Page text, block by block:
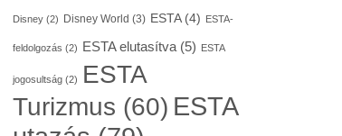
Disney(2) Disney World (3) ESTA(4) ESTA-
feldolgozás (2) ESTA elutasítva(5) ESTA
jogosultság(2)
ESTA
Turizmus (60) ESTA